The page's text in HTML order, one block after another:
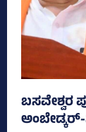
ಬಸವೇಶ್ವರ